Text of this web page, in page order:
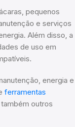
pequenos
e serviços
Além disso, a
de uso em
energia e
ferramentas
outros